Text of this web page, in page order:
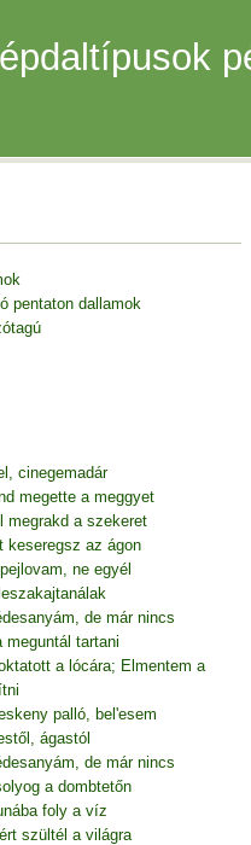
pentaton dallamok
cinegemadár
megette a meggyet
megrakd a szekeret
keseregsz az ágon
ne egyél
de már nincs
meguntál tartani
a lócára; Elmentem a
palló, bel'esem
ágastól
de már nincs
a dombtetőn
foly a víz
szültél a világra